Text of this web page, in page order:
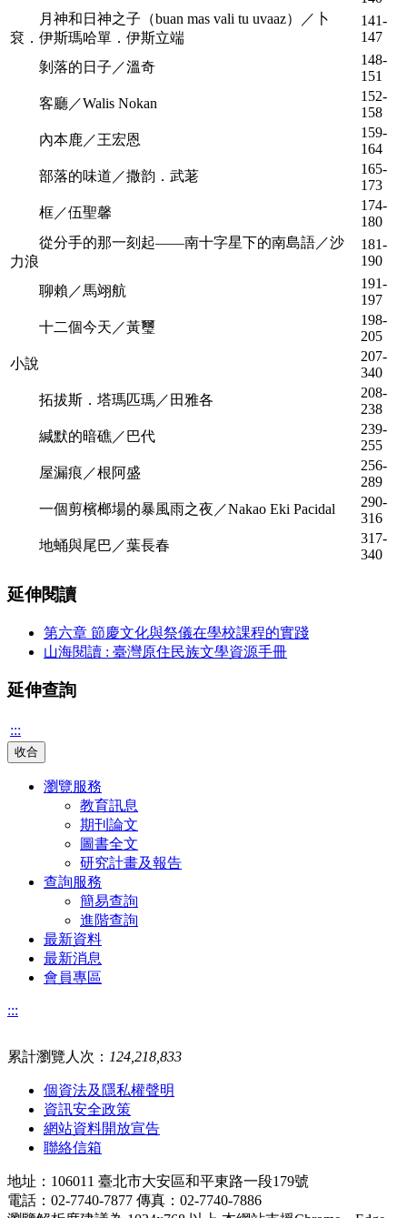
月神和日神之子（buan mas vali tu uvaaz）／卜
袞．伊斯瑪哈單．伊斯立端
141-
147
剝落的日子／溫奇
148-
151
客廳／Walis Nokan
152-
158
內本鹿／王宏恩
159-
164
部落的味道／撒韵．武荖
165-
173
框／伍聖馨
174-
180
從分手的那一刻起——南十字星下的南島語／沙
力浪
181-
190
聊賴／馬翊航
191-
197
十二個今天／黃璽
198-
205
小說
207-
340
拓拔斯．塔瑪匹瑪／田雅各
208-
238
緘默的暗礁／巴代
239-
255
屋漏痕／根阿盛
256-
289
一個剪檳榔場的暴風雨之夜／Nakao Eki Pacidal
290-
316
地蛹與尾巴／葉長春
317-
340
延伸閱讀
第六章 節慶文化與祭儀在學校課程的實踐
山海閱讀 : 臺灣原住民族文學資源手冊
延伸查詢
:::
收合
瀏覽服務
教育訊息
期刊論文
圖書全文
研究計畫及報告
查詢服務
簡易查詢
進階查詢
最新資料
最新消息
會員專區
:::
累計瀏覽人次： 124,218,833
個資法及隱私權聲明
資訊安全政策
網站資料開放宣告
聯絡信箱
地址：106011 臺北市大安區和平東路一段179號
電話：02-7740-7877 傳真：02-7740-7886